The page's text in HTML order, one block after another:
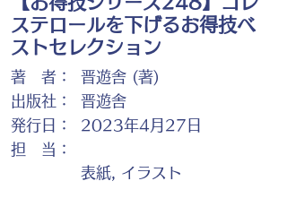
ステロールを下げるお得技ベ
ストセレクション
著 者：
出版社：
発行日：
担 当：
晋遊舎 (著)
晋遊舎
2023年4月27日
表紙, イラスト